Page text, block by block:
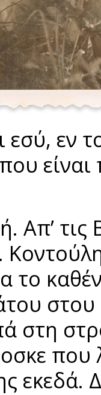
εσύ, εν
είναι
Απ’
το
στη
που
εκεδά.